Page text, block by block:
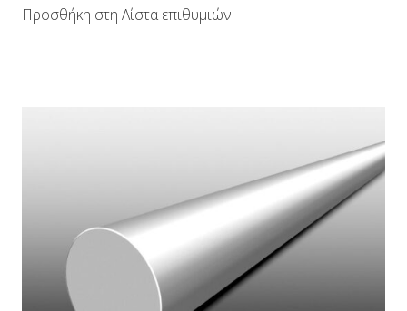
Προσθήκη στη Λίστα επιθυμιών